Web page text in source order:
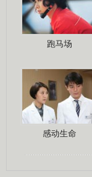
跑马场
感动生命